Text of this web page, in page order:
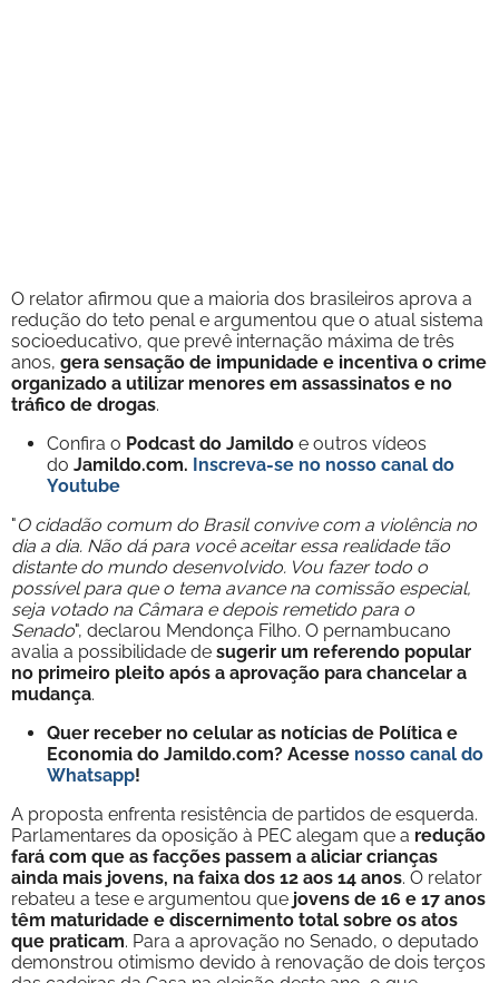
O relator afirmou que a maioria dos brasileiros aprova a
redução do teto penal e argumentou que o atual sistema
socioeducativo, que prevê internação máxima de três
anos, gera sensação de impunidade e incentiva o crime
organizado a utilizar menores em assassinatos e no
tráfico de drogas.
Confira o Podcast do Jamildo e outros vídeos
do Jamildo.com. Inscreva-se no nosso canal do
Youtube
"O cidadão comum do Brasil convive com a violência no
dia a dia. Não dá para você aceitar essa realidade tão
distante do mundo desenvolvido. Vou fazer todo o
possível para que o tema avance na comissão especial,
seja votado na Câmara e depois remetido para o
Senado", declarou Mendonça Filho. O pernambucano
avalia a possibilidade de sugerir um referendo popular
no primeiro pleito após a aprovação para chancelar a
mudança.
Quer receber no celular as notícias de Política e
Economia do Jamildo.com? Acesse nosso canal do
Whatsapp!
A proposta enfrenta resistência de partidos de esquerda.
Parlamentares da oposição à PEC alegam que a redução
fará com que as facções passem a aliciar crianças
ainda mais jovens, na faixa dos 12 aos 14 anos. O relator
rebateu a tese e argumentou que jovens de 16 e 17 anos
têm maturidade e discernimento total sobre os atos
que praticam. Para a aprovação no Senado, o deputado
demonstrou otimismo devido à renovação de dois terços